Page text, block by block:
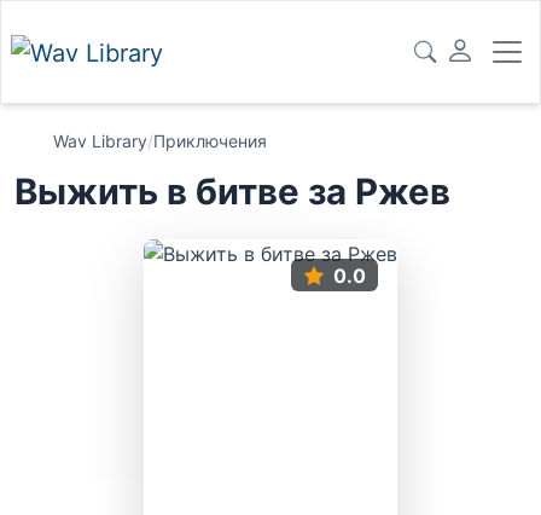
Wav Library/Приключения
Выжить в битве за Ржев
0.0